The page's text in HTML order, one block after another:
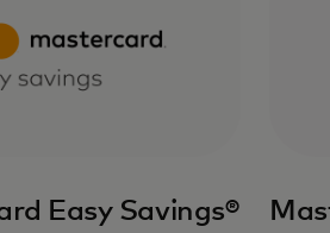
Easy Savings®